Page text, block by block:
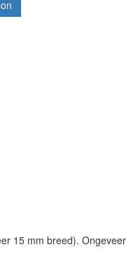
15 mm breed). Ongeveer